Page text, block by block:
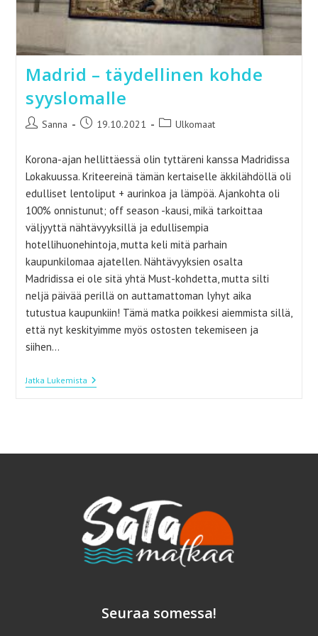
Madrid – täydellinen kohde
syyslomalle
Artikkelin
Sanna
Artikkeli19.10.2021
Artikkelin
Ulkomaat
Korona-ajan hellittäessä olin tyttäreni kanssa Madridissa
Lokakuussa. Kriteereinä tämän kertaiselle äkkilähdöllä oli
edulliset lentoliput + aurinkoa ja lämpöä. Ajankohta oli
100% onnistunut; off season -kausi, mikä tarkoittaa
väljyyttä nähtävyyksillä ja edullisempia
hotellihuonehintoja, mutta keli mitä parhain
kaupunkilomaa ajatellen. Nähtävyyksien osalta
Madridissa ei ole sitä yhtä Must-kohdetta, mutta silti
neljä päivää perillä on auttamattoman lyhyt aika
tutustua kaupunkiin! Tämä matka poikkesi aiemmista sillä,
että nyt keskityimme myös ostosten tekemiseen ja
siihen…
Jatka LukemistaMadrid
–
Seuraa somessa!